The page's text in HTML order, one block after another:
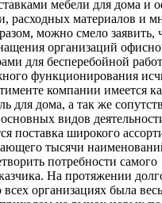
мебели для дома и
расходных материалов и
можно смело заявить,
организаций
для бесперебойной
функционирования
компании имеется
для дома, а так же
видов
поставка широкого
тысячи
потребности самого
На протяжении
организациях была